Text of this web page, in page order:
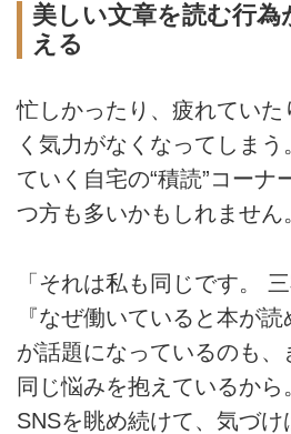
美しい文章を読む行為
える
忙しかったり、疲れていた
く気力がなくなってしまう
ていく自宅の“積読”コーナ
つ方も多いかもしれません
「それは私も同じです。
『なぜ働いていると本が読
が話題になっているのも
同じ悩みを抱えているか
SNSを眺め続けて、気づけ